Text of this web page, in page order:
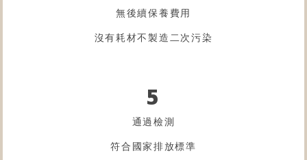
無後續保養費用
沒有耗材不製造二次污染
5
通過檢測
符合國家排放標準